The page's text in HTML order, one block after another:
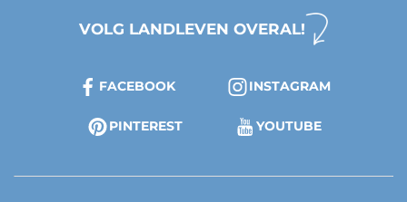
VOLG LANDLEVEN OVERAL!
FACEBOOK INSTAGRAM
PINTEREST YOUTUBE